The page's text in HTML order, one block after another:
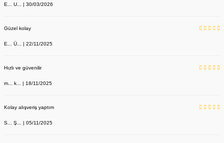
E... U... | 30/03/2026
Güzel kolay
E... Ü... | 22/11/2025
Hızlı ve güvenilir
m... k... | 18/11/2025
Kolay alışveriş yaptım
S... Ş... | 05/11/2025